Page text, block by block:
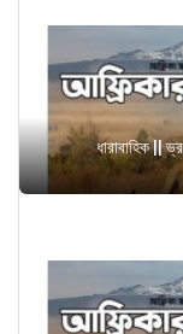
ধারাবাহিক ||